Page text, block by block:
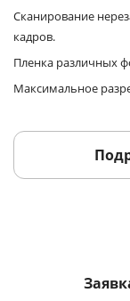
Сканирование
кадров.
Пленка различных
Максимальное